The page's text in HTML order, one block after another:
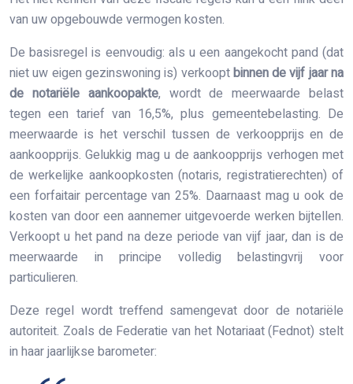
van uw opgebouwde vermogen kosten.
De basisregel is eenvoudig: als u een aangekocht pand (dat
niet uw eigen gezinswoning is) verkooptbinnen de vijf jaar na
de notariële aankoopakte, wordt de meerwaarde belast
tegen een tarief van 16,5%, plus gemeentebelasting. De
meerwaarde is het verschil tussen de verkoopprijs en de
aankoopprijs. Gelukkig mag u de aankoopprijs verhogen met
de werkelijke aankoopkosten (notaris, registratierechten) of
een forfaitair percentage van 25%. Daarnaast mag u ook de
kosten van door een aannemer uitgevoerde werken bijtellen.
Verkoopt u het pand na deze periode van vijf jaar, dan is de
meerwaarde in principe volledig belastingvrij voor
particulieren.
Deze regel wordt treffend samengevat door de notariële
autoriteit. Zoals de Federatie van het Notariaat (Fednot) stelt
in haar jaarlijkse barometer: